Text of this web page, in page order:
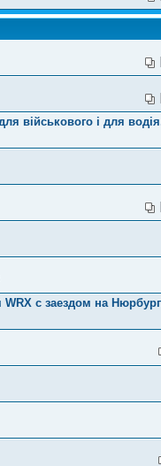
військового і для
с заездом на